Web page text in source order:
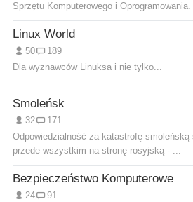
Sprzętu Komputerowego i Oprogramowania.
Linux World
50
189
Dla wyznawców Linuksa i nie tylko...
Smoleńsk
32
171
Odpowiedzialność za katastrofę smoleńską
przede wszystkim na stronę rosyjską - ...
Bezpieczeństwo Komputerowe
24
91